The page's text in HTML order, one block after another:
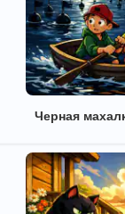
Черная